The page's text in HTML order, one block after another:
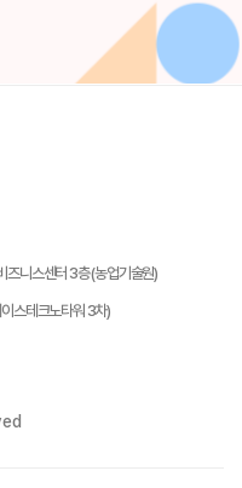
즈니스센터 3층 (농업기술원)
스테크노타워 3차)